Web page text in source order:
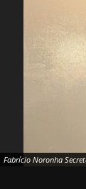
Fabrício Noronha